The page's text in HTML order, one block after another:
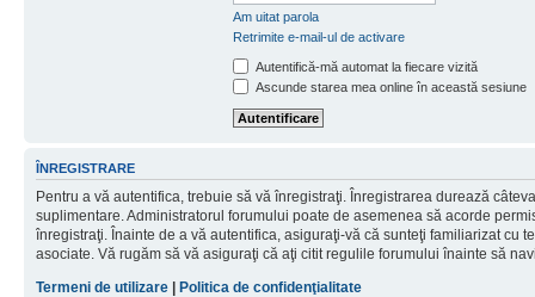
Am uitat parola
Retrimite e-mail-ul de activare
Autentifică-mă automat la fiecare vizită
Ascunde starea mea online în această sesiune
ÎNREGISTRARE
Pentru a vă autentifica, trebuie să vă înregistraţi. Înregistrarea durează
suplimentare. Administratorul forumului poate de asemenea să acorde
înregistraţi. Înainte de a vă autentifica, asiguraţi-vă că sunteţi familiarizat cu
asociate. Vă rugăm să vă asiguraţi că aţi citit regulile forumului înainte să
Termeni de utilizare | Politica de confidenţialitate